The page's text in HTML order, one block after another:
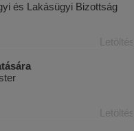
és Lakásügyi Bizottság
Letöltés
Letöltés